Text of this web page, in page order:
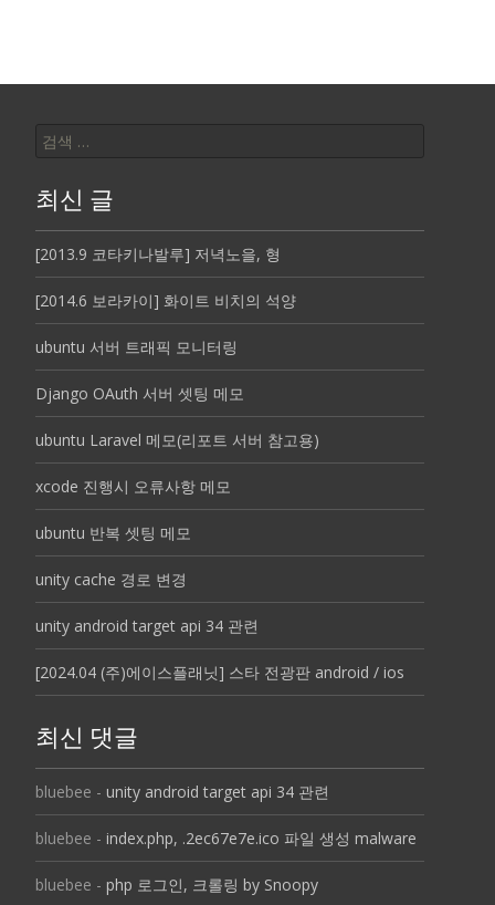
색:
최신 글
[2013.9 코타키나발루] 저녁노을, 형
[2014.6 보라카이] 화이트 비치의 석양
ubuntu 서버 트래픽 모니터링
Django OAuth 서버 셋팅 메모
ubuntu Laravel 메모(리포트 서버 참고용)
xcode 진행시 오류사항 메모
ubuntu 반복 셋팅 메모
unity cache 경로 변경
unity android target api 34 관련
[2024.04 (주)에이스플래닛] 스타 전광판 android / ios
최신 댓글
bluebee - unity android target api 34 관련
bluebee - index.php, .2ec67e7e.ico 파일 생성 malware
bluebee - php 로그인, 크롤링 by Snoopy